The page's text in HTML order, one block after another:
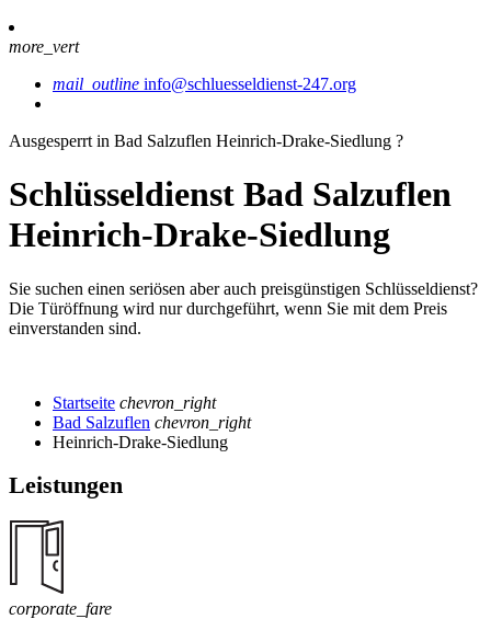
more_vert
mail_outline info@schluesseldienst-247.org
Ausgesperrt in Bad Salzuflen Heinrich-Drake-Siedlung ?
Schlüsseldienst Bad Salzuflen
Heinrich-Drake-Siedlung
Sie suchen einen seriösen aber auch preisgünstigen Schlüsseldienst?
Die Türöffnung wird nur durchgeführt, wenn Sie mit dem Preis
einverstanden sind.
Startseite chevron_right
Bad Salzuflen chevron_right
Heinrich-Drake-Siedlung
Leistungen
corporate_fare